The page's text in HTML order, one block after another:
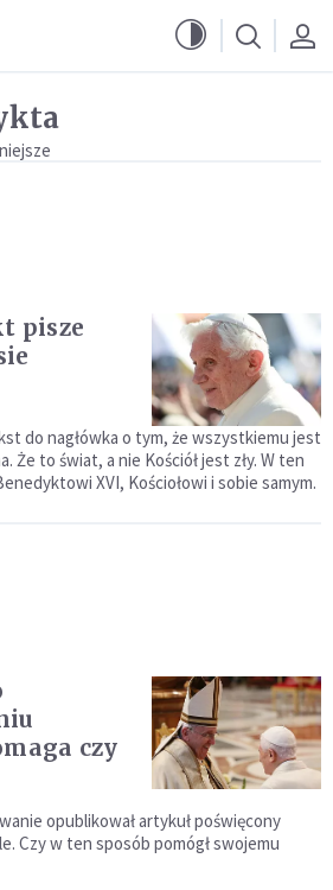
pisze
do nagłówka o tym, że wszystkiemu jest
Że to świat, a nie Kościół jest zły. W ten
XVI, Kościołowi i sobie samym.
czy
opublikował artykuł poświęcony
Czy w ten sposób pomógł swojemu